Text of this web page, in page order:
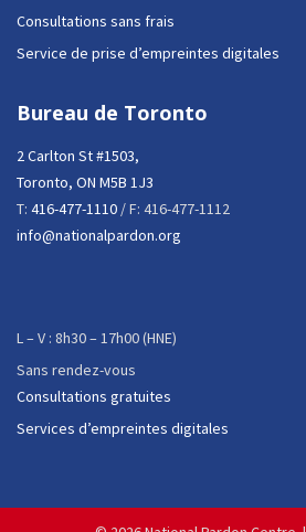
Consultations sans frais
Service de prise d’empreintes digitales
Bureau de Toronto
2 Carlton St #1503,
Toronto, ON M5B 1J3
T: 416-477-1110 / F: 416-477-1112
info@nationalpardon.org
L – V : 8h30 – 17h00 (HNE)
Sans rendez-vous
Consultations gratuites
Services d’empreintes digitales